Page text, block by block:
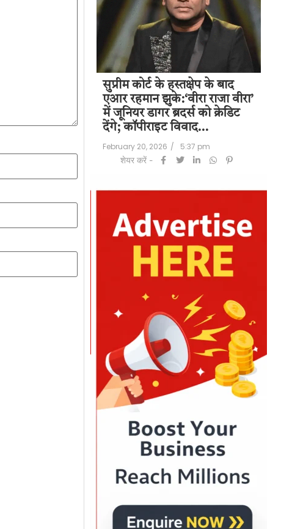
सुप्रीम कोर्ट के हस्तक्षेप के बाद
एआर रहमान झुके:‘वीरा राजा वीरा’
में जूनियर डागर ब्रदर्स को क्रेडिट
देंगे; कॉपीराइट विवाद…
February 20, 2026 /
5:37 pm
शेयर करें -